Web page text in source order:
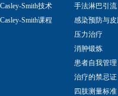
Casley-Smith技术
Casley-Smith课程
手法淋巴引流
感染预防与
压力治疗
消肿锻炼
患者自我管理
治疗的禁忌证
四肢测量标准